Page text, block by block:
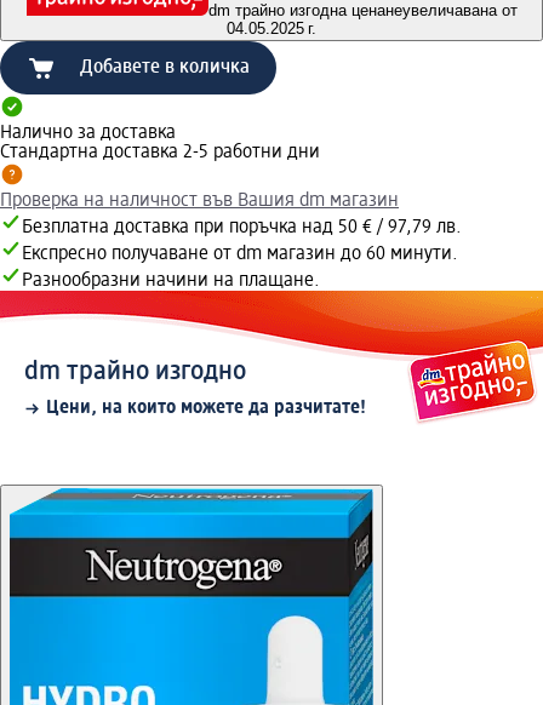
dm трайно изгодна ценанеувеличавана от
04.05.2025 г.
Добавете в количка
Налично за доставка
Стандартна доставка 2-5 работни дни
Проверка на наличност във Вашия dm магазин
Безплатна доставка при поръчка над 50 € / 97,79 лв.
Експресно получаване от dm магазин до 60 минути.
Разнообразни начини на плащане.
dm трайно изгодно
Цени, на които можете да разчитате!